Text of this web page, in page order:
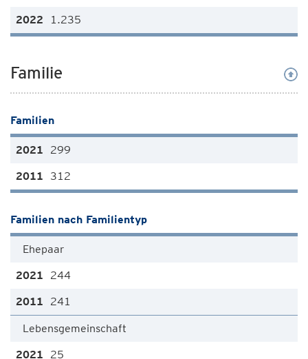
1.235
Familie
Familien
299
312
Familien nach Familientyp
Ehepaar
244
241
Lebensgemeinschaft
25